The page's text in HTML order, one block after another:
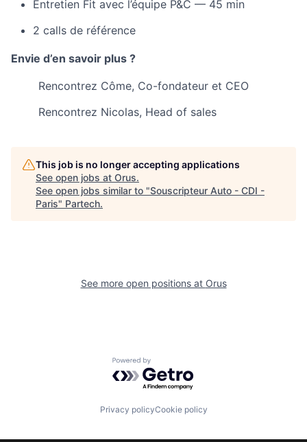
Entretien Fit avec l’équipe P&C — 45 min
2 calls de référence
Envie d’en savoir plus ?
Rencontrez Côme, Co-fondateur et CEO
Rencontrez Nicolas, Head of sales
This job is no longer accepting applications
See open jobs at Orus.
See open jobs similar to "Souscripteur Auto - CDI -
Paris" Partech.
See more open positions at Orus
Powered by Getro.com
Privacy policyCookie policy